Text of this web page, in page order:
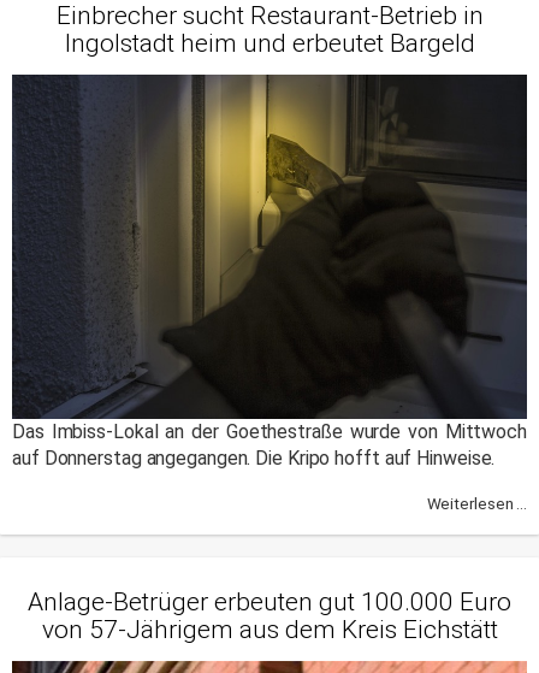
Einbrecher sucht Restaurant-Betrieb in
Ingolstadt heim und erbeutet Bargeld
Das Imbiss-Lokal an der Goethestraße wurde von Mittwoch
auf Donnerstag angegangen. Die Kripo hofft auf Hinweise.
Weiterlesen ...
Anlage-Betrüger erbeuten gut 100.000 Euro
von 57-Jährigem aus dem Kreis Eichstätt